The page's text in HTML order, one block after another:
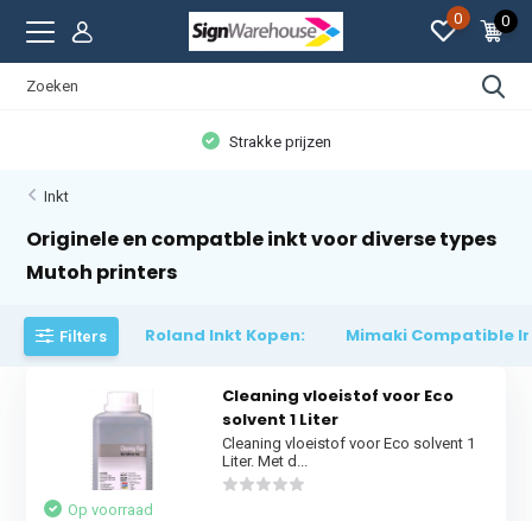
0 0
Strakke prijzen
Inkt
Originele en compatble inkt voor diverse types
Mutoh printers
Filters Roland Inkt Kopen: Mimaki Compatible
Cleaning vloeistof voor Eco
solvent 1 Liter
Cleaning vloeistof voor Eco solvent 1
Liter. Met d...
Op voorraad